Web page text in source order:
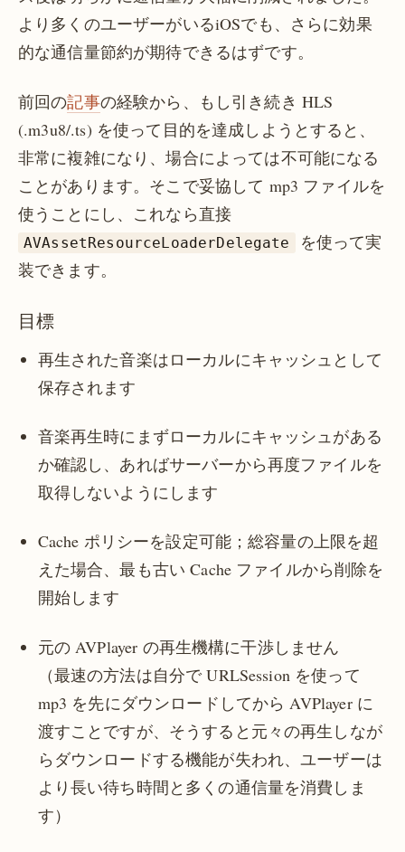
より多くのユーザーがいるiOSでも、さらに効果
的な通信量節約が期待できるはずです。
前回の記事の経験から、もし引き続き HLS
(.m3u8/.ts) を使って目的を達成しようとすると、
非常に複雑になり、場合によっては不可能になる
ことがあります。そこで妥協して mp3 ファイルを
使うことにし、これなら直接
AVAssetResourceLoaderDelegate
を使って実
装できます。
目標
再生された音楽はローカルにキャッシュとして
保存されます
音楽再生時にまずローカルにキャッシュがある
か確認し、あればサーバーから再度ファイルを
取得しないようにします
Cache ポリシーを設定可能；総容量の上限を超
えた場合、最も古い Cache ファイルから削除を
開始します
元の AVPlayer の再生機構に干渉しません
（最速の方法は自分で URLSession を使って
mp3 を先にダウンロードしてから AVPlayer に
渡すことですが、そうすると元々の再生しなが
らダウンロードする機能が失われ、ユーザーは
より長い待ち時間と多くの通信量を消費しま
す）